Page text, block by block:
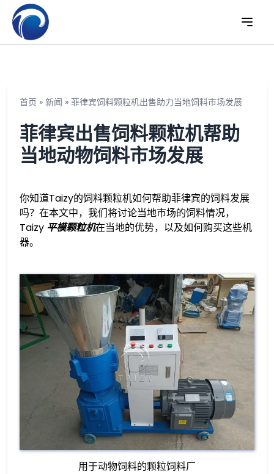
首页 » 新闻 » 菲律宾饲料颗粒机出售助力当地饲料市场发展
菲律宾出售饲料颗粒机帮助
当地动物饲料市场发展
你知道Taizy的饲料颗粒机如何帮助菲律宾的饲料发展
吗？在本文中，我们将讨论当地市场的饲料情况，
Taizy 平模颗粒机在当地的优势，以及如何购买这些机
器。
用于动物饲料的颗粒饲料厂